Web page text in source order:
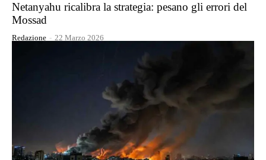
Netanyahu ricalibra la strategia: pesano gli errori del
Mossad
Redazione - 22 Marzo 2026